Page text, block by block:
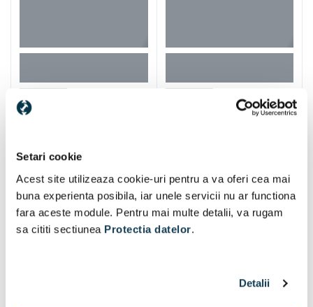
Setari cookie
Acest site utilizeaza cookie-uri pentru a va oferi cea mai
buna experienta posibila, iar unele servicii nu ar functiona
fara aceste module. Pentru mai multe detalii, va rugam
sa cititi sectiunea Protectia datelor.
Detalii
Cutie de transport 1 buc
Alti clienti au vizitat si